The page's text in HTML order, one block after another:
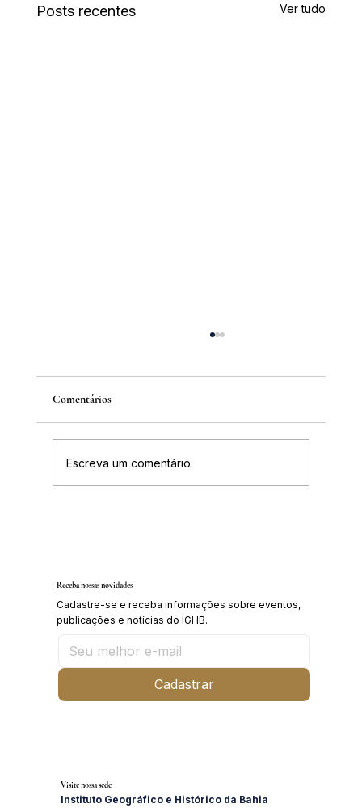
Posts recentes Ver tudo
Comentários
Escreva um comentário
Receba nossas novidades
Cadastre-se e receba informações sobre eventos,
publicações e notícias do IGHB.
Cadastrar
Visite nossa sede
Instituto Geográfico e Histórico da Bahia